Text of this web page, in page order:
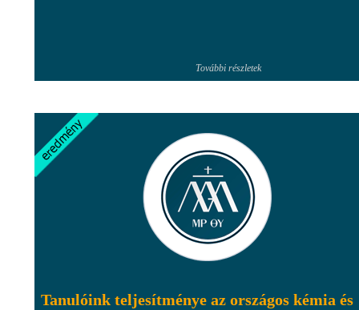
További részletek
Tanulóink teljesítménye az országos kémia és